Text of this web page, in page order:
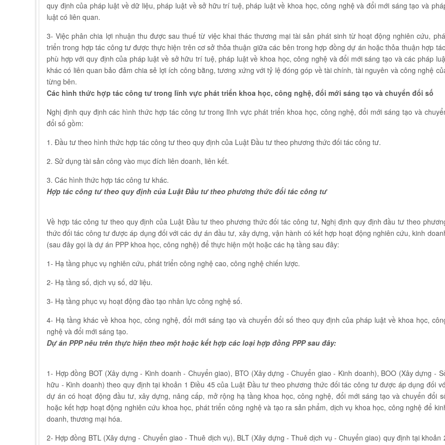
quy định của pháp luật về dữ liệu, pháp luật về sở hữu trí tuệ, pháp luật về khoa học, công nghệ và đổi mới sáng tạo và
luật có liên quan.
3- Việc phân chia lợi nhuận thu được sau thuế từ việc khai thác thương mại tài sản phát sinh từ hoạt động nghiên cứu,
triển trong hợp tác công tư được thực hiện trên cơ sở thỏa thuận giữa các bên trong hợp đồng dự án hoặc thỏa thuận hợp
phù hợp với quy định của pháp luật về sở hữu trí tuệ, pháp luật về khoa học, công nghệ và đổi mới sáng tạo và các pháp
khác có liên quan bảo đảm chia sẻ lợi ích công bằng, tương xứng với tỷ lệ đóng góp về tài chính, tài nguyên và công nghệ
từng bên.
Các hình thức hợp tác công tư trong lĩnh vực phát triển khoa học, công nghệ, đổi mới sáng tạo và chuyển đổi số
Nghị định quy định các hình thức hợp tác công tư trong lĩnh vực phát triển khoa học, công nghệ, đổi mới sáng tạo và
đổi số gồm:
1. Đầu tư theo hình thức hợp tác công tư theo quy định của Luật Đầu tư theo phương thức đối tác công tư.
2. Sử dụng tài sản công vào mục đích liên doanh, liên kết.
3. Các hình thức hợp tác công tư khác.
Hợp tác công tư theo quy định của Luật Đầu tư theo phương thức đối tác công tư
Về hợp tác công tư theo quy định của Luật Đầu tư theo phương thức đối tác công tư, Nghị định quy định đầu tư theo
thức đối tác công tư được áp dụng đối với các dự án đầu tư, xây dựng, vận hành có kết hợp hoạt động nghiên cứu, kinh
(sau đây gọi là dự án PPP khoa học, công nghệ) để thực hiện một hoặc các hạ tầng sau đây:
1- Hạ tầng phục vụ nghiên cứu, phát triển công nghệ cao, công nghệ chiến lược.
2- Hạ tầng số, dịch vụ số, dữ liệu.
3- Hạ tầng phục vụ hoạt động đào tạo nhân lực công nghệ số.
4- Hạ tầng khác về khoa học, công nghệ, đổi mới sáng tạo và chuyển đổi số theo quy định của pháp luật về khoa học,
nghệ và đổi mới sáng tạo.
Dự án PPP nêu trên thực hiện theo một hoặc kết hợp các loại hợp đồng PPP sau đây:
1- Hợp đồng BOT (Xây dựng - Kinh doanh - Chuyển giao), BTO (Xây dựng - Chuyển giao - Kinh doanh), BOO (Xây dựng -
hữu - Kinh doanh) theo quy định tại khoản 1 Điều 45 của Luật Đầu tư theo phương thức đối tác công tư được áp dụng đối
dự án có hoạt động đầu tư, xây dựng, nâng cấp, mở rộng hạ tầng khoa học, công nghệ, đổi mới sáng tạo và chuyển đổi
hoặc kết hợp hoạt động nghiên cứu khoa học, phát triển công nghệ và tạo ra sản phẩm, dịch vụ khoa học, công nghệ để
doanh, thương mại hóa.
2- Hợp đồng BTL (Xây dựng - Chuyển giao - Thuê dịch vụ), BLT (Xây dựng - Thuê dịch vụ - Chuyển giao) quy định tại khoản